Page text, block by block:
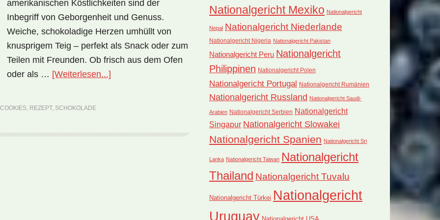
amerikanischen Köstlichkeiten sind der
Inbegriff von Geborgenheit und Genuss.
Weiche, schokoladige Herzen umhüllt von
knusprigem Teig – perfekt als Snack oder zum
Teilen mit Freunden. Ob frisch aus dem Ofen
oder als … [Weiterlesen...]
Cookies
, REZEPT, SCHOKOLADE
Nationalgericht Mexiko Nationalgericht
Nepal Nationalgericht Niederlande
Nationalgericht Nigeria Nationalgericht Pakistan
Nationalgericht Peru Nationalgericht
Philippinen Nationalgericht Polen
Nationalgericht Portugal Nationalgericht Rumänien
Nationalgericht Russland Nationalgericht Saudi-
Arabien Nationalgericht Serbien Nationalgericht
Singapur Nationalgericht Slowakei
Nationalgericht Spanien Nationalgericht Sri
Lanka Nationalgericht Taiwan Nationalgericht
Thailand Nationalgericht Tuvalu
Nationalgericht Türkei Nationalgericht
Uruguay